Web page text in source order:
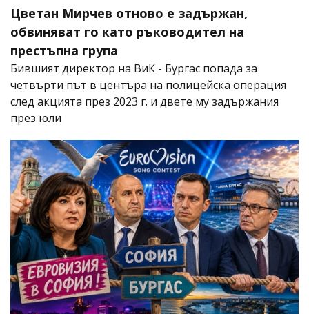
Цветан Мирчев отново е задържан,
обвиняват го като ръководител на
престъпна група
Бившият директор на ВиК - Бургас попада за
четвърти път в центъра на полицейска операция
след акцията през 2023 г. и двете му задържания
през юли